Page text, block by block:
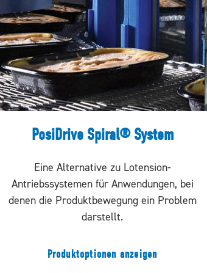
PosiDrive Spiral® System
Eine Alternative zu Lotension-
Antriebssystemen für Anwendungen, bei
denen die Produktbewegung ein Problem
darstellt.
Produktoptionen anzeigen